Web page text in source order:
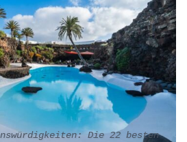
Die 22 besten